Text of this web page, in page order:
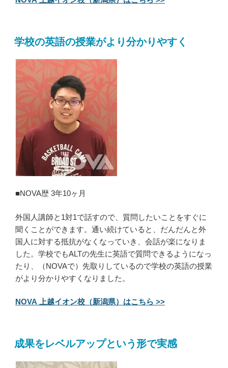
学校の英語の授業がより分かりやすく
■NOVA歴 3年10ヶ月
外国人講師と1対1で話すので、質問したいことをすぐに
聞くことができます。通い続けていると、だんだんと外
国人に対する抵抗がなくなっていき、会話が楽になりま
した。学校でもALTの先生に英語で質問できるようになっ
たり、（NOVAで）先取りしているので学校の英語の授業
がより分かりやすくなりました。
NOVA 上越イオン校（新潟県）はこちら >>
成果をレベルアップという形で実感